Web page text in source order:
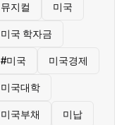
뮤지컬 미국
미국 학자금
#미국 미국경제
미국대학
미국부채 미납